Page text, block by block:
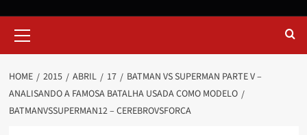
HOME 2015 ABRIL 17
BATMAN VS SUPERMAN PARTE V –
ANALISANDO A FAMOSA BATALHA USADA COMO MODELO
BATMANVSSUPERMAN12 – CEREBROVSFORCA